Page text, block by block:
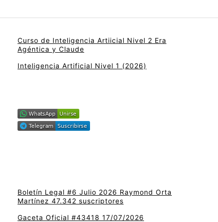
Curso de Inteligencia Artiicial Nivel 2 Era
Agéntica y Claude
Inteligencia Artificial Nivel 1 (2026)
Boletín Legal #6 Julio 2026 Raymond Orta
Martínez 47.342 suscriptores
Gaceta Oficial #43418 17/07/2026